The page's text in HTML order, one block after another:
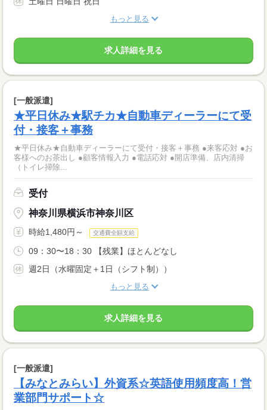
もっと見る
求人詳細を見る
[一般派遣]
★平日休み★駅チカ★自動車ディーラーにて受
付・接客＋事務
★平日休み★自動車ディーラーにて受付・接客＋事務 ●来客応対 ●お
客様へのお茶出し ●顧客情報入力 ●電話応対 ●開店準備、店内清掃
（トイレ掃除...
受付
神奈川県横浜市神奈川区
時給1,480円～ 交通費全額支給
09：30〜18：30 【残業】ほとんどなし
週2日（水曜固定＋1日（シフト制））
もっと見る
求人詳細を見る
[一般派遣]
【みなとみらい】外資系☆英語使用頻度高！営
業部門サポート☆